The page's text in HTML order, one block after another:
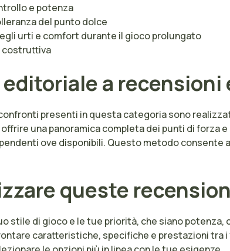
e potenza
del punto dolce
urti e comfort durante il gioco prolungato
costruttiva
a
presenti in questa categoria sono
offrire una panoramica completa dei punti di
ove disponibili. Questo metodo consente
queste
stile di gioco e le tue priorità, che siano
caratteristiche, specifiche e prestazioni tra